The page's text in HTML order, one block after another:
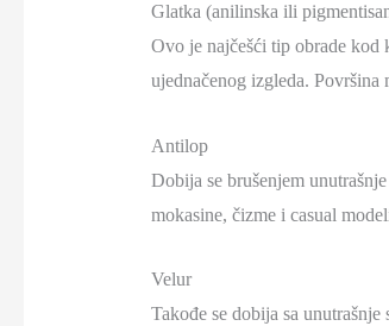
Glatka (anilinska ili
Ovo je najčešći tip obrade kod
ujednačenog izgleda.
Antilop
Dobija se brušenjem
mokasine, čizme i casual
Velur
Takođe se dobija sa